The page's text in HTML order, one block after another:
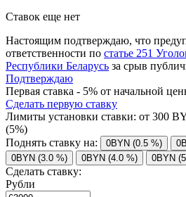
Ставок еще нет
Настоящим подтверждаю, что
ответственности по статье 251
Республики Беларусь за срыв
Подтверждаю
Первая ставка - 5% от начальной
Сделать первую ставку
Лимиты установки ставки: от 300
(5%)
Поднять ставку на:
0BYN (0.5 %)
0BYN (3.0 %)
0BYN (4.0 %) 0BYN
Сделать ставку:
Рубли